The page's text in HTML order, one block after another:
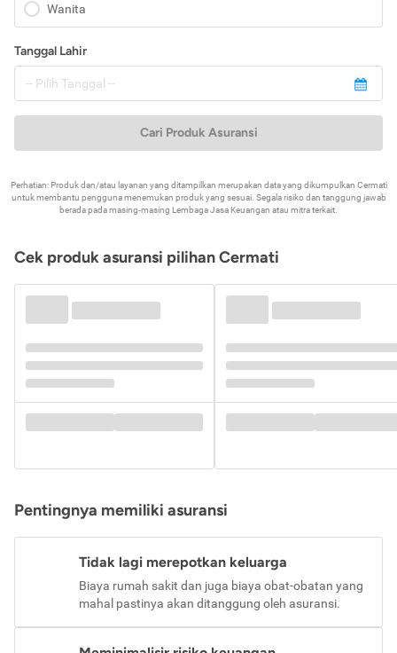
Wanita
Tanggal Lahir
Cari Produk Asuransi
Perhatian: Produk dan/atau layanan yang ditampilkan merupakan data yang dikumpulkan Cermati
untuk membantu pengguna menemukan produk yang sesuai. Segala risiko dan tanggung jawab
berada pada masing-masing Lembaga Jasa Keuangan atau mitra terkait.
Cek produk asuransi pilihan Cermati
Pentingnya memiliki asuransi
Tidak lagi merepotkan keluarga
Biaya rumah sakit dan juga biaya obat-obatan yang
mahal pastinya akan ditanggung oleh asuransi.